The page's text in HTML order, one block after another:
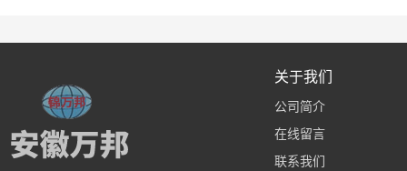
关于我们
公司简介
在线留言
联系我们